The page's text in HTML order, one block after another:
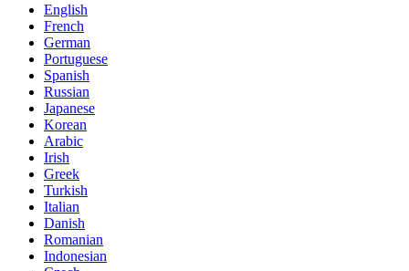
English
French
German
Portuguese
Spanish
Russian
Japanese
Korean
Arabic
Irish
Greek
Turkish
Italian
Danish
Romanian
Indonesian